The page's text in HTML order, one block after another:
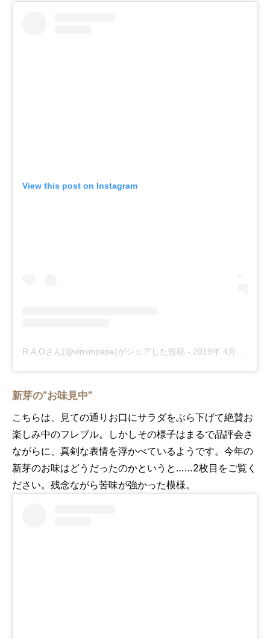
View this post on Instagram
R.A.Oさん(@vinvinpepe)がシェアした投稿 - 2019年 4月月18日午前5時10分PDT
新芽の”お味見中”
こちらは、見ての通りお口にサラダをぶら下げて絶賛お
楽しみ中のフレブル。しかしその様子はまるで品評会さ
ながらに、真剣な表情を浮かべているようです。今年の
新芽のお味はどうだったのかというと……2枚目をご覧く
ださい。残念ながら苦味が強かった模様。